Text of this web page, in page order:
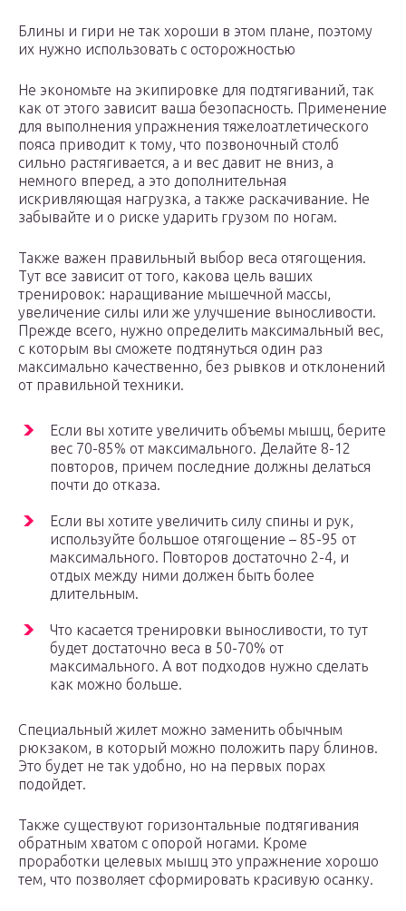
Блины и гири не так хороши в этом плане, поэтому
их нужно использовать с осторожностью
Не экономьте на экипировке для подтягиваний, так
как от этого зависит ваша безопасность. Применение
для выполнения упражнения тяжелоатлетического
пояса приводит к тому, что позвоночный столб
сильно растягивается, а и вес давит не вниз, а
немного вперед, а это дополнительная
искривляющая нагрузка, а также раскачивание. Не
забывайте и о риске ударить грузом по ногам.
Также важен правильный выбор веса отягощения.
Тут все зависит от того, какова цель ваших
тренировок: наращивание мышечной массы,
увеличение силы или же улучшение выносливости.
Прежде всего, нужно определить максимальный вес,
с которым вы сможете подтянуться один раз
максимально качественно, без рывков и отклонений
от правильной техники.
Если вы хотите увеличить объемы мышц, берите
вес 70-85% от максимального. Делайте 8-12
повторов, причем последние должны делаться
почти до отказа.
Если вы хотите увеличить силу спины и рук,
используйте большое отягощение – 85-95 от
максимального. Повторов достаточно 2-4, и
отдых между ними должен быть более
длительным.
Что касается тренировки выносливости, то тут
будет достаточно веса в 50-70% от
максимального. А вот подходов нужно сделать
как можно больше.
Специальный жилет можно заменить обычным
рюкзаком, в который можно положить пару блинов.
Это будет не так удобно, но на первых порах
подойдет.
Также существуют горизонтальные подтягивания
обратным хватом с опорой ногами. Кроме
проработки целевых мышц это упражнение хорошо
тем, что позволяет сформировать красивую осанку.